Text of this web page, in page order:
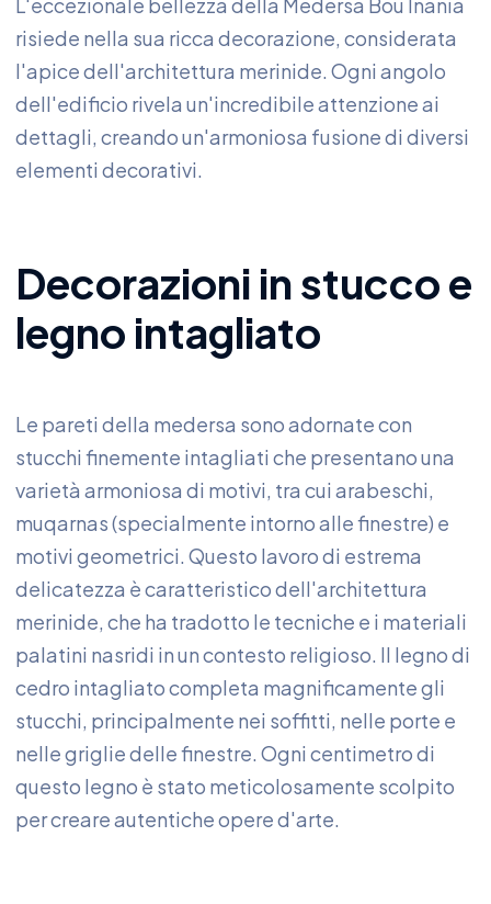
risiede nella sua ricca decorazione, considerata
l'apice dell'architettura merinide. Ogni angolo
dell'edificio rivela un'incredibile attenzione ai
dettagli, creando un'armoniosa fusione di diversi
elementi decorativi.
Decorazioni in stucco e
legno intagliato
Le pareti della medersa sono adornate con
stucchi finemente intagliati che presentano una
varietà armoniosa di motivi, tra cui arabeschi,
muqarnas (specialmente intorno alle finestre) e
motivi geometrici. Questo lavoro di estrema
delicatezza è caratteristico dell'architettura
merinide, che ha tradotto le tecniche e i materiali
palatini nasridi in un contesto religioso. Il legno di
cedro intagliato completa magnificamente gli
stucchi, principalmente nei soffitti, nelle porte e
nelle griglie delle finestre. Ogni centimetro di
questo legno è stato meticolosamente scolpito
per creare autentiche opere d'arte.